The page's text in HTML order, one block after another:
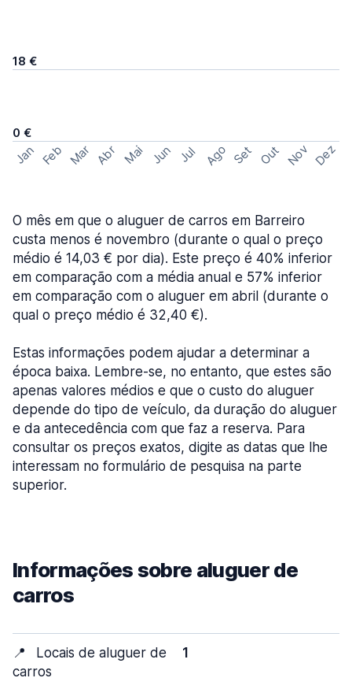
18 €
0 €
Jan Feb Mar Abr Mai Jun Jul Ago Set Out Nov Dez
O mês em que o aluguer de carros em Barreiro
custa menos é novembro (durante o qual o preço
médio é 14,03 € por dia). Este preço é 40% inferior
em comparação com a média anual e 57% inferior
em comparação com o aluguer em abril (durante o
qual o preço médio é 32,40 €).
Estas informações podem ajudar a determinar a
época baixa. Lembre-se, no entanto, que estes são
apenas valores médios e que o custo do aluguer
depende do tipo de veículo, da duração do aluguer
e da antecedência com que faz a reserva. Para
consultar os preços exatos, digite as datas que lhe
interessam no formulário de pesquisa na parte
superior.
Informações sobre aluguer de
carros
📍
Locais de aluguer de
carros
1